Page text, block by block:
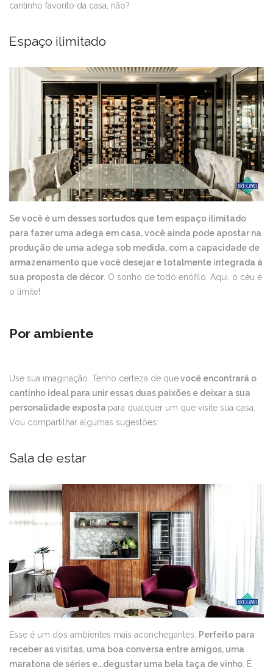
cantinho favorito da casa, não?
Espaço ilimitado
Se você é um desses sortudos que tem espaço ilimitado
para fazer uma adega em casa, você ainda pode apostar na
produção de uma adega sob medida, com a capacidade de
armazenamento que você desejar e totalmente integrada à
sua proposta de décor . O sonho de todo enófilo. Aqui, o céu é
o limite!
Por ambiente
Use sua imaginação. Tenho certeza de quevocê encontrará o
cantinho ideal para unir essas duas paixões e deixar a sua
personalidade exposta para qualquer um que visite sua casa.
Vou compartilhar algumas sugestões:
Sala de estar
Esse é um dos ambientes mais aconchegantes.
Perfeito para
receber as visitas, uma boa conversa entre amigos, uma
maratona de séries e...degustar uma bela taça de vinho . É